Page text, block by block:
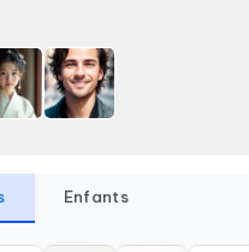
Enfants